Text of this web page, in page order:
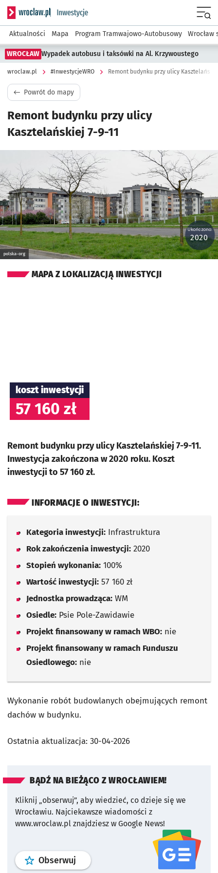
Serwis informacyjny wroclaw.pl podserwis:
Aktualności Mapa Program Tramwajowo-Autobusowy Wrocław
WROCŁAW Wypadek autobusu i taksówki na Al. Krzywoustego
wroclaw.pl #InwestycjeWRO Remont budynku przy ulicy
Powrót do mapy
Remont budynku przy ulicy
Kasztelańskiej 7-9-11
Kliknij, aby powiększyć
polska-org
Ukończono:
2020
MAPA Z LOKALIZACJĄ INWESTYCJI
koszt inwestycji
57 160 zł
Remont budynku przy ulicy Kasztelańskiej 7-9-11.
Inwestycja zakończona w 2020 roku. Koszt
inwestycji to 57 160 zł.
INFORMACJE O INWESTYCJI:
Kategoria inwestycji: Infrastruktura
Rok zakończenia inwestycji: 2020
Stopień wykonania: 100%
Wartość inwestycji: 57 160 zł
Jednostka prowadząca: WM
Osiedle: Psie Pole-Zawidawie
Projekt finansowany w ramach WBO: nie
Projekt finansowany w ramach Funduszu
Osiedlowego: nie
Wykonanie robót budowlanych obejmujących remont
dachów w budynku.
Ostatnia aktualizacja: 30-04-2026
BĄDŹ NA BIEŻĄCO Z WROCŁAWIEM!
Kliknij „obserwuj”, aby wiedzieć, co dzieje się we
Wrocławiu. Najciekawsze wiadomości z
www.wroclaw.pl znajdziesz w Google News!
Obserwuj profil serwisu